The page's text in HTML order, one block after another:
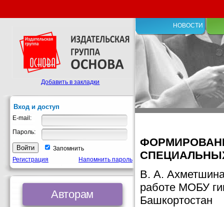
НОВОСТИ
В. А.
работе МОБУ
Башкортостан
Добавить в закладки
Вход и доступ
E-mail:
Пароль:
Запомнить
Регистрация
Напомнить пароль
Авторам